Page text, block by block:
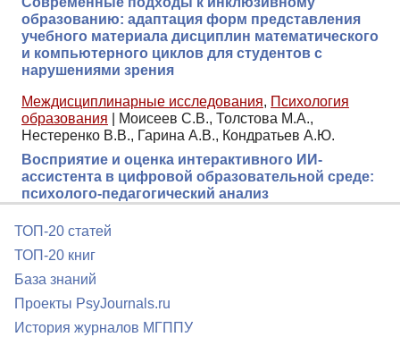
образованию: адаптация форм представления
учебного материала дисциплин математического
и компьютерного циклов для студентов с
нарушениями зрения
Междисциплинарные исследования, Психология
образования
Моисеев С.В., Толстова М.А.,
Нестеренко В.В., Гарина А.В., Кондратьев А.Ю.
Восприятие и оценка интерактивного ИИ-
ассистента в цифровой образовательной среде:
психолого-педагогический анализ
ТОП-20 статей
ТОП-20 книг
База знаний
Проекты PsyJournals.ru
История журналов МГППУ